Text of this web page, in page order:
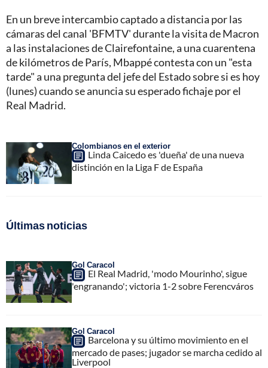
En un breve intercambio captado a distancia por las
cámaras del canal 'BFMTV' durante la visita de Macron
a las instalaciones de Clairefontaine, a una cuarentena
de kilómetros de París, Mbappé contesta con un "esta
tarde" a una pregunta del jefe del Estado sobre si es hoy
(lunes) cuando se anuncia su esperado fichaje por el
Real Madrid.
Colombianos en el exterior
Linda Caicedo es 'dueña' de una nueva
distinción en la Liga F de España
Últimas noticias
Gol Caracol
El Real Madrid, 'modo Mourinho', sigue
'engranando'; victoria 1-2 sobre Ferencváros
Gol Caracol
Barcelona y su último movimiento en el
mercado de pases; jugador se marcha cedido al
Liverpool